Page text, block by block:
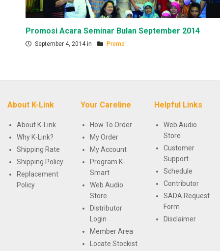
Promosi Acara Seminar Bulan September 2014
September 4, 2014 in Promo
About K-Link
About K-Link
Why K-Link?
Shipping Rate
Shipping Policy
Replacement
Policy
Your Careline
How To Order
My Order
My Account
Program K-
Smart
Web Audio
Store
Distributor
Login
Member Area
Locate Stockist
Helpful Links
Web Audio
Store
Customer
Support
Schedule
Contributor
SADA Request
Form
Disclaimer